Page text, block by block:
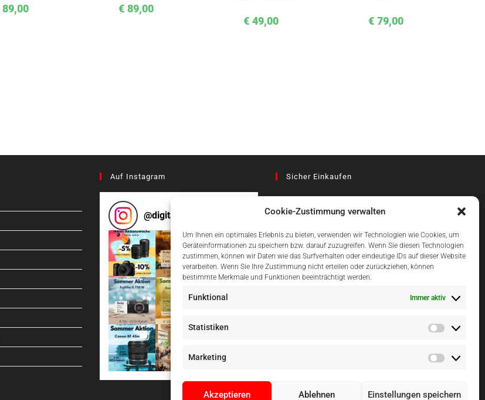
Cookie-Zustimmung verwalten
Um Ihnen ein optimales Erlebnis zu bieten, verwenden wir Technologien wie Cookies, um
Geräteinformationen zu speichern bzw. darauf zuzugreifen. Wenn Sie diesen Technologien
zustimmen, können wir Daten wie das Surfverhalten oder eindeutige IDs auf dieser Website
verarbeiten. Wenn Sie Ihre Zustimmung nicht erteilen oder zurückziehen, können
bestimmte Merkmale und Funktionen beeinträchtigt werden.
Funktional Immer aktiv
Statistiken
Marketing
Akzeptieren Ablehnen Einstellungen speichern
89,00 € 89,00
€ 49,00 € 79,00
Auf Instagram
@digitalcameragraz
Sicher Einkaufen
Einfach Online Bezahlen